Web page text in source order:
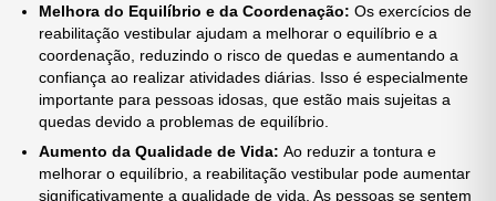
Melhora do Equilíbrio e da Coordenação: Os exercícios de
reabilitação vestibular ajudam a melhorar o equilíbrio e a
coordenação, reduzindo o risco de quedas e aumentando a
confiança ao realizar atividades diárias. Isso é especialmente
importante para pessoas idosas, que estão mais sujeitas a
quedas devido a problemas de equilíbrio.
Aumento da Qualidade de Vida: Ao reduzir a tontura e
melhorar o equilíbrio, a reabilitação vestibular pode aumentar
significativamente a qualidade de vida. As pessoas se sentem